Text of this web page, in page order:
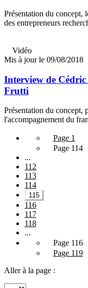
Présentation du concept,
des entrepreneurs
Vidéo
Mis à jour le 09/08/2018
Interview de
Frutti
Présentation du
l'accompagnement du
Page 1
Page 114
...
112
113
114
115
116
117
118
...
Page 116
Page 119
Aller à la page :